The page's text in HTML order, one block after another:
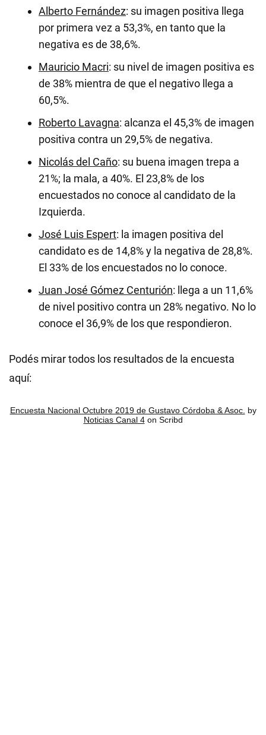
Alberto Fernández: su imagen positiva llega
por primera vez a 53,3%, en tanto que la
negativa es de 38,6%.
Mauricio Macri: su nivel de imagen positiva es
de 38% mientra de que el negativo llega a
60,5%.
Roberto Lavagna: alcanza el 45,3% de imagen
positiva contra un 29,5% de negativa.
Nicolás del Caño: su buena imagen trepa a
21%; la mala, a 40%. El 23,8% de los
encuestados no conoce al candidato de la
Izquierda.
José Luis Espert: la imagen positiva del
candidato es de 14,8% y la negativa de 28,8%.
El 33% de los encuestados no lo conoce.
Juan José Gómez Centurión: llega a un 11,6%
de nivel positivo contra un 28% negativo. No lo
conoce el 36,9% de los que respondieron.
Podés mirar todos los resultados de la encuesta
aquí:
Encuesta Nacional Octubre 2019 de Gustavo Córdoba & Asoc. by
Noticias Canal 4on Scribd